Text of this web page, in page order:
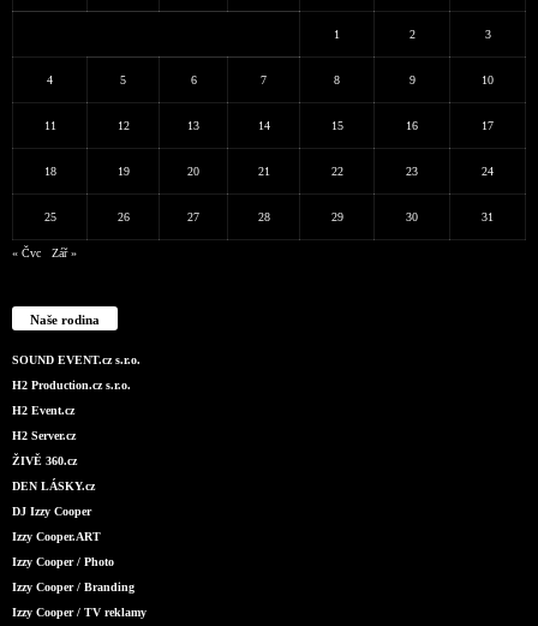
1 2 3
4 5 6 7 8 9 10
11 12 13 14 15 16 17
18 19 20 21 22 23 24
25 26 27 28 29 30 31
« Čvc Zář »
Naše rodina
SOUND EVENT.cz s.r.o.
H2 Production.cz s.r.o.
H2 Event.cz
H2 Server.cz
ŽIVĚ 360.cz
DEN LÁSKY.cz
DJ Izzy Cooper
Izzy Cooper.ART
Izzy Cooper / Photo
Izzy Cooper / Branding
Izzy Cooper / TV reklamy